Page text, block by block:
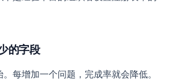
的字段
每增加一个问题，完成率就会降低。